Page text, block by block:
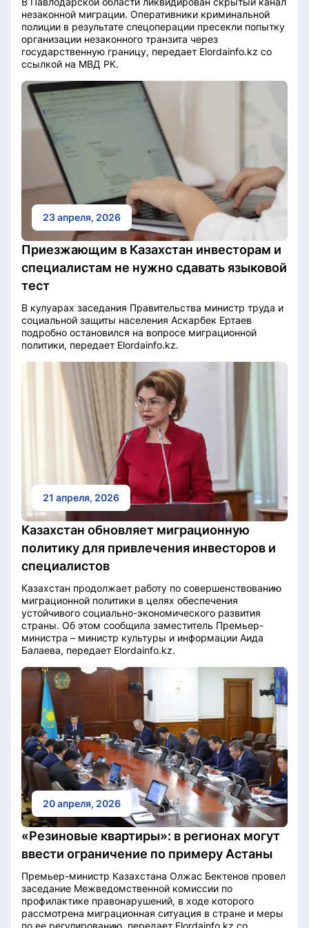
незаконной миграции. Оперативники криминальной
полиции в результате спецоперации пресекли попытку
организации незаконного транзита через
государственную границу, передает Elordainfo.kz со
ссылкой на МВД РК.
23 апреля, 2026
Приезжающим в Казахстан инвесторам и
специалистам не нужно сдавать языковой
тест
В кулуарах заседания Правительства министр труда и
социальной защиты населения Аскарбек Ертаев
подробно остановился на вопросе миграционной
политики, передает Elordainfo.kz.
21 апреля, 2026
Казахстан обновляет миграционную
политику для привлечения инвесторов и
специалистов
Казахстан продолжает работу по совершенствованию
миграционной политики в целях обеспечения
устойчивого социально-экономического развития
страны. Об этом сообщила заместитель Премьер-
министра – министр культуры и информации Аида
Балаева, передает Elordainfo.kz.
20 апреля, 2026
«Резиновые квартиры»: в регионах могут
ввести ограничение по примеру Астаны
Премьер-министр Казахстана Олжас Бектенов провел
заседание Межведомственной комиссии по
профилактике правонарушений, в ходе которого
рассмотрена миграционная ситуация в стране и меры
по ее регулированию, передает Elordainfo.kz со